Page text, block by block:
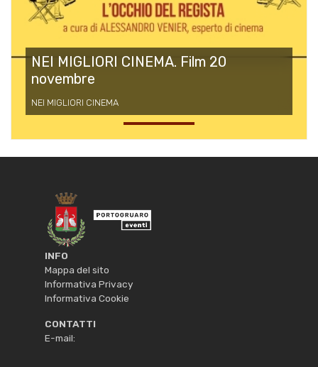
NEI MIGLIORI CINEMA. Film 20
novembre
NEI MIGLIORI CINEMA
INFO
Mappa del sito
Informativa Privacy
Informativa Cookie
CONTATTI
E-mail: